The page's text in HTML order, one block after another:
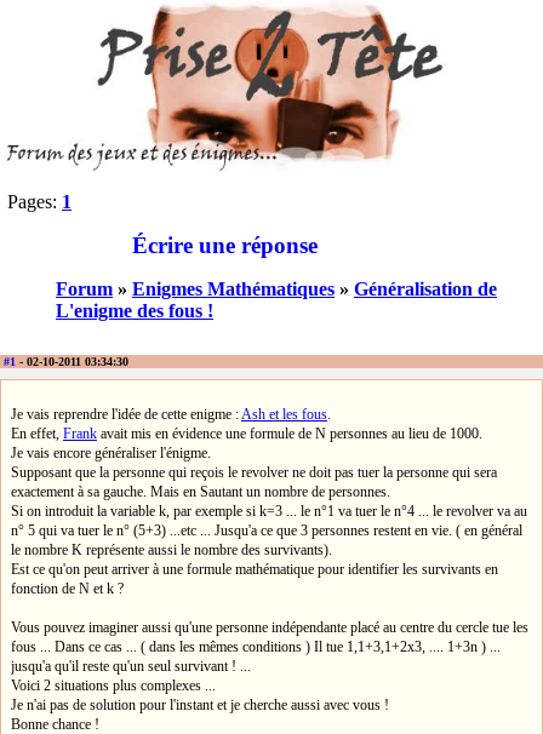
Pages: 1
Écrire une réponse
Forum » Enigmes Mathématiques » Généralisation de
L'enigme des fous !
#1 - 02-10-2011 03:34:30
Je vais reprendre l'idée de cette enigme : Ash et les fous
En effet, Frank avait mis en évidence une formule de N personnes au lieu de 1000.
Je vais encore généraliser l'énigme.
Supposant que la personne qui reçois le revolver ne doit pas tuer la personne qui sera
exactement à sa gauche. Mais en Sautant un nombre de personnes.
Si on introduit la variable k, par exemple si k=3 ... le n°1 va tuer le n°4 ... le revolver va au
n° 5 qui va tuer le n° (5+3) ...etc ... Jusqu'a ce que 3 personnes restent en vie. ( en général
le nombre K représente aussi le nombre des survivants).
Est ce qu'on peut arriver à une formule mathématique pour identifier les survivants en
fonction de N et k ?
Vous pouvez imaginer aussi qu'une personne indépendante placé au centre du cercle tue les
fous ... Dans ce cas ... ( dans les mêmes conditions ) Il tue 1,1+3,1+2x3, .... 1+3n ) ...
jusqu'a qu'il reste qu'un seul survivant ! ...
Voici 2 situations plus complexes ...
Je n'ai pas de solution pour l'instant et je cherche aussi avec vous !
Bonne chance !